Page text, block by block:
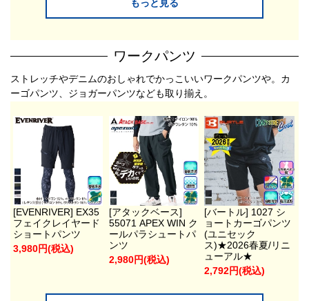
もっと見る
ワークパンツ
ストレッチやデニムのおしゃれでかっこいいワークパンツや。カ
ーゴパンツ、ジョガーパンツなども取り揃え。
[EVENRIVER] EX35
フェイクレイヤード
ショートパンツ
3,980円(税込)
[アタックベース]
55071 APEX WIN ク
ールパラシュートパ
ンツ
2,980円(税込)
[バートル] 1027 シ
ョートカーゴパンツ
(ユニセック
ス)★2026春夏/リニ
ューアル★
2,792円(税込)